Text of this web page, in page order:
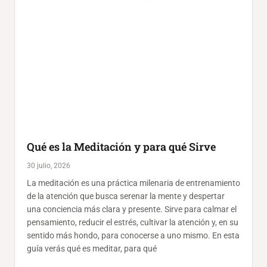
Qué es la Meditación y para qué Sirve
30 julio, 2026
La meditación es una práctica milenaria de entrenamiento
de la atención que busca serenar la mente y despertar
una conciencia más clara y presente. Sirve para calmar el
pensamiento, reducir el estrés, cultivar la atención y, en su
sentido más hondo, para conocerse a uno mismo. En esta
guía verás qué es meditar, para qué